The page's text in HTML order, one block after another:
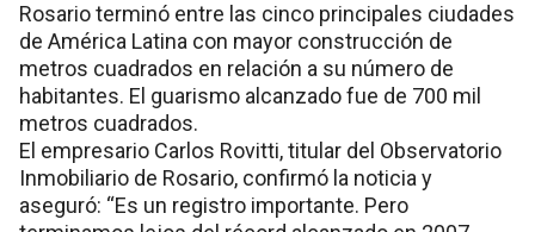
Rosario terminó entre las cinco principales ciudades
de América Latina con mayor construcción de
metros cuadrados en relación a su número de
habitantes. El guarismo alcanzado fue de 700 mil
metros cuadrados.
El empresario Carlos Rovitti, titular del Observatorio
Inmobiliario de Rosario, confirmó la noticia y
aseguró: “Es un registro importante. Pero